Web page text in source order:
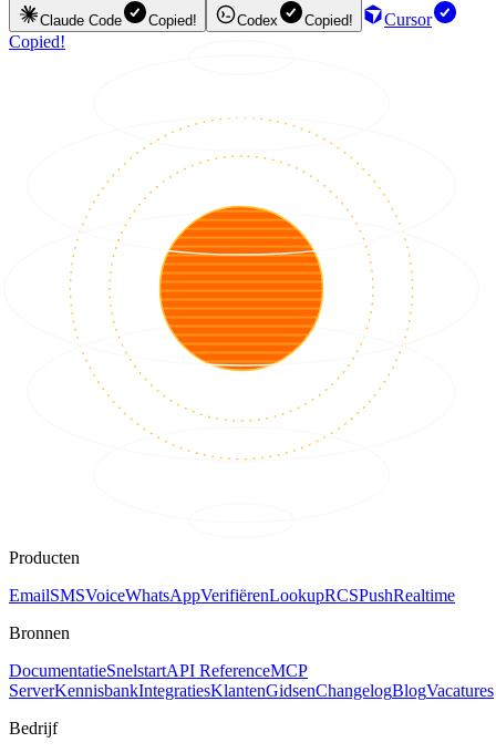
Claude Code Copied! Codex Copied!
Cursor
Copied!
Producten
EmailSMSVoiceWhatsAppVerifiërenLookupRCSPushRealtime
Bronnen
DocumentatieSnelstartAPI ReferenceMCP
ServerKennisbankIntegratiesKlantenGidsenChangelogBlogVacatures
Bedrijf